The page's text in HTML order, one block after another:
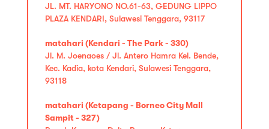
JL. MT. HARYONO NO.61-63, GEDUNG LIPPO
PLAZA KENDARI, Sulawesi Tenggara, 93117
matahari (Kendari - The Park - 330)
Jl. M. Joenaoes / Jl. Antero Hamra Kel. Bende,
Kec. Kadia, kota Kendari, Sulawesi Tenggara,
93118
matahari (Ketapang - Borneo City Mall
Sampit - 327)